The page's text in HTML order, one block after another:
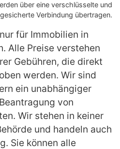
über eine verschlüsselte und
gesicherte Verbindung übertragen.
für Immobilien in
Alle Preise verstehen
Gebühren, die direkt
werden. Wir sind
ein unabhängiger
von
Wir stehen in keiner
und handeln auch
Sie können alle